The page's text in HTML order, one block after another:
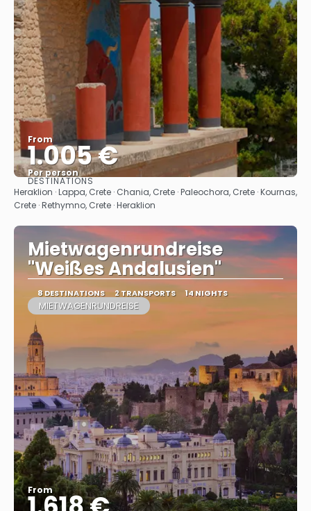
From
1.005 €
Per person
See
DESTINATIONS
Heraklion · Lappa, Crete · Chania, Crete · Paleochora, Crete · Kournas,
Crete · Rethymno, Crete · Heraklion
Mietwagenrundreise
"Weißes Andalusien"
8 DESTINATIONS 2 TRANSPORTS 14 NIGHTS
MIETWAGENRUNDREISE
From